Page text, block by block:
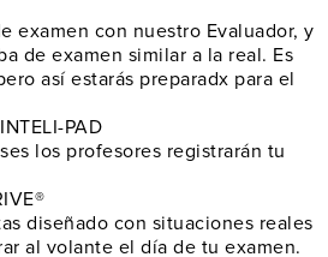
examen con nuestro Evaluador, y
de examen similar a la real. Es
así estarás preparadx para el
PAD
los profesores registrarán tu
diseñado con situaciones reales
al volante el día de tu examen.